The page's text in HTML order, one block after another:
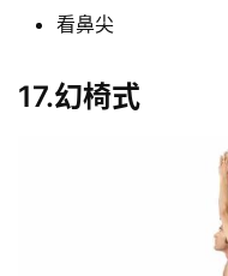
看鼻尖
17.幻椅式